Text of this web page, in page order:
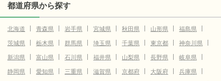
都道府県から探す
北海道 青森県 岩手県 宮城県 秋田県 山形県
福島県
茨城県
栃木県 群馬県 埼玉県 千葉県 東京都
神奈川県
新潟県
富山県 石川県 福井県 山梨県 長野県
岐阜県
静岡県
愛知県 三重県 滋賀県 京都府 大阪府
兵庫県